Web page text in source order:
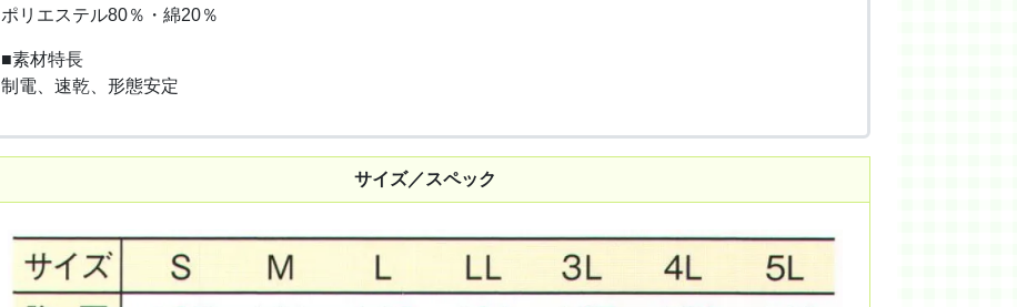
ポリエステル80％・綿20％
■素材特長
制電、速乾、形態安定
サイズ／スペック